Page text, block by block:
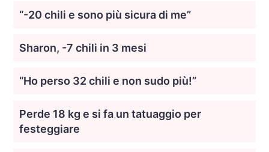
“-20 chili e sono più sicura di me”
Sharon, -7 chili in 3 mesi
“Ho perso 32 chili e non sudo più!”
Perde 18 kg e si fa un tatuaggio per
festeggiare